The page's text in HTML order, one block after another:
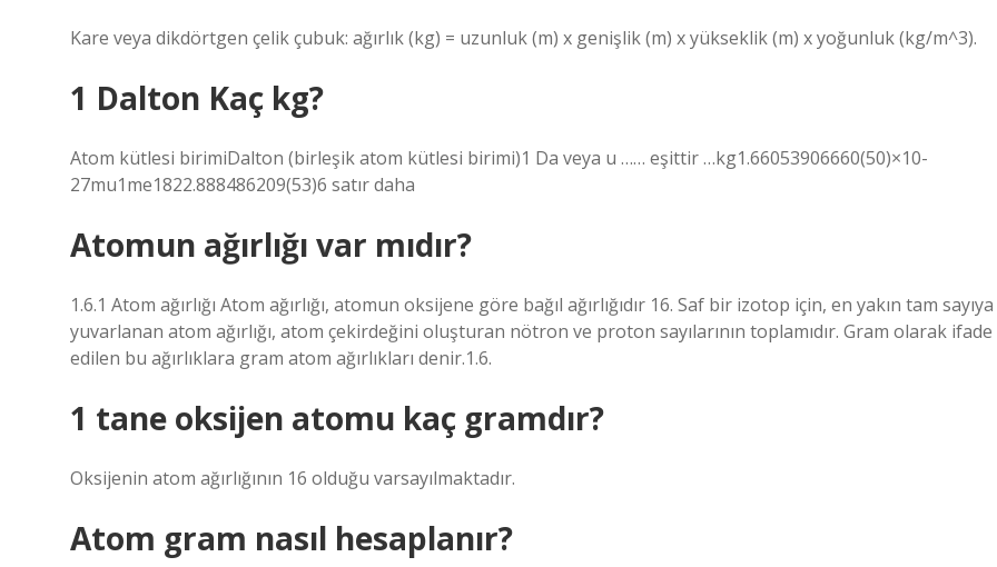
Kare veya dikdörtgen çelik çubuk: ağırlık (kg) = uzunluk (m) x genişlik (m) x yükseklik (m) x yoğunluk (kg/m^3).
1 Dalton Kaç kg?
Atom kütlesi birimiDalton (birleşik atom kütlesi birimi)1 Da veya u …… eşittir …kg1.66053906660(50)×10-
27mu1me1822.888486209(53)6 satır daha
Atomun ağırlığı var mıdır?
1.6.1 Atom ağırlığı Atom ağırlığı, atomun oksijene göre bağıl ağırlığıdır 16. Saf bir izotop için, en yakın tam sayıya
yuvarlanan atom ağırlığı, atom çekirdeğini oluşturan nötron ve proton sayılarının toplamıdır. Gram olarak ifade
edilen bu ağırlıklara gram atom ağırlıkları denir.1.6.
1 tane oksijen atomu kaç gramdır?
Oksijenin atom ağırlığının 16 olduğu varsayılmaktadır.
Atom gram nasıl hesaplanır?